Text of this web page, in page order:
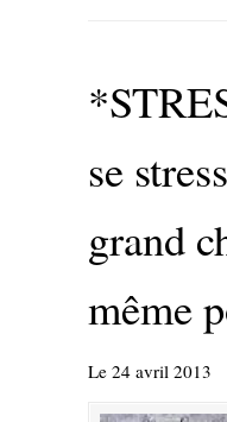
se
grand
même
Le 24 avril 2013